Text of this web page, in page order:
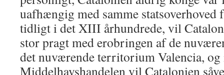
uafhængig med samme statsoverhoved
tidligt i det XIII århundrede, vil
stor pragt med erobringen af ​​de
det nuværende territorium Valencia,
Middelhavshandelen vil Catalonien